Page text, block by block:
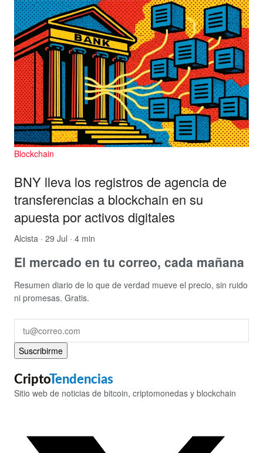
Blockchain
BNY lleva los registros de agencia de
transferencias a blockchain en su
apuesta por activos digitales
Alcista · 29 Jul · 4 min
El mercado en tu correo, cada mañana
Resumen diario de lo que de verdad mueve el precio, sin ruido
ni promesas. Gratis.
Suscribirme
CriptoTendencias
Sitio web de noticias de bitcoin, criptomonedas y blockchain